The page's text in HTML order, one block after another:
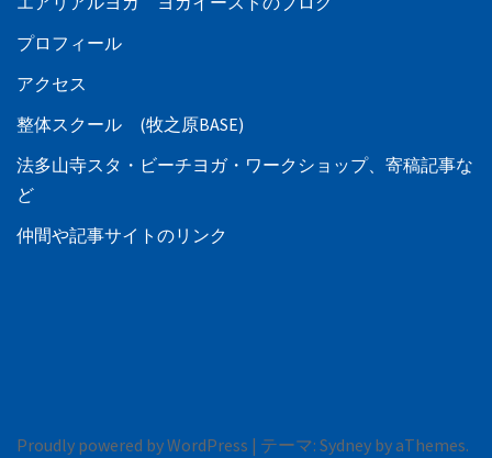
プロフィール
アクセス
整体スクール (牧之原BASE)
法多山寺スタ・ビーチヨガ・ワークショップ、寄稿記事な
ど
仲間や記事サイトのリンク
Proudly powered by WordPress | テーマ: Sydney by aThemes.